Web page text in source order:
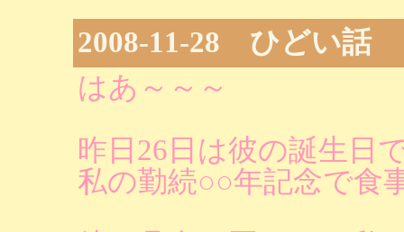
2008-11-28 ひどい話
はあ～～～
昨日26日は彼の誕生日
私の勤続○○年記念で食